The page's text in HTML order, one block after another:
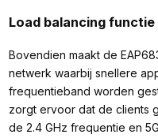
Load balancing functie
Bovendien maakt de
netwerk waarbij snellere
frequentieband worden
zorgt ervoor dat de clients
de 2.4 GHz frequentie en